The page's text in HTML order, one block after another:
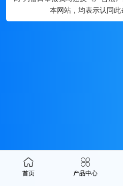
本网站，均表示认同此
首页 产品中心